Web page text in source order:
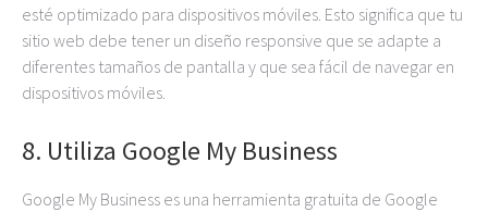
esté optimizado para dispositivos móviles. Esto significa que tu
sitio web debe tener un diseño responsive que se adapte a
diferentes tamaños de pantalla y que sea fácil de navegar en
dispositivos móviles.
8. Utiliza Google My Business
Google My Business es una herramienta gratuita de Google